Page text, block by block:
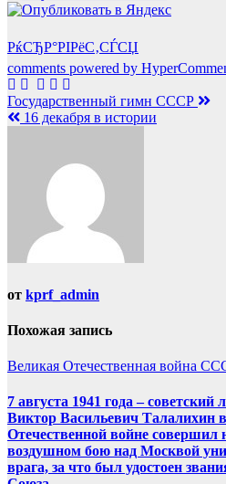
РќСЂР°РІРёС‚СЃСЏ
comments powered by
Навигация
по
Государственный гимн СССР
16 декабря в истории
от kprf_admin
Похожая запись
Великая Отечественная война
7 августа 1941 года – советский
Виктор Васильевич Талалихин
Отечественной войне совершил
воздушном бою над Москвой
врага, за что был удостоен